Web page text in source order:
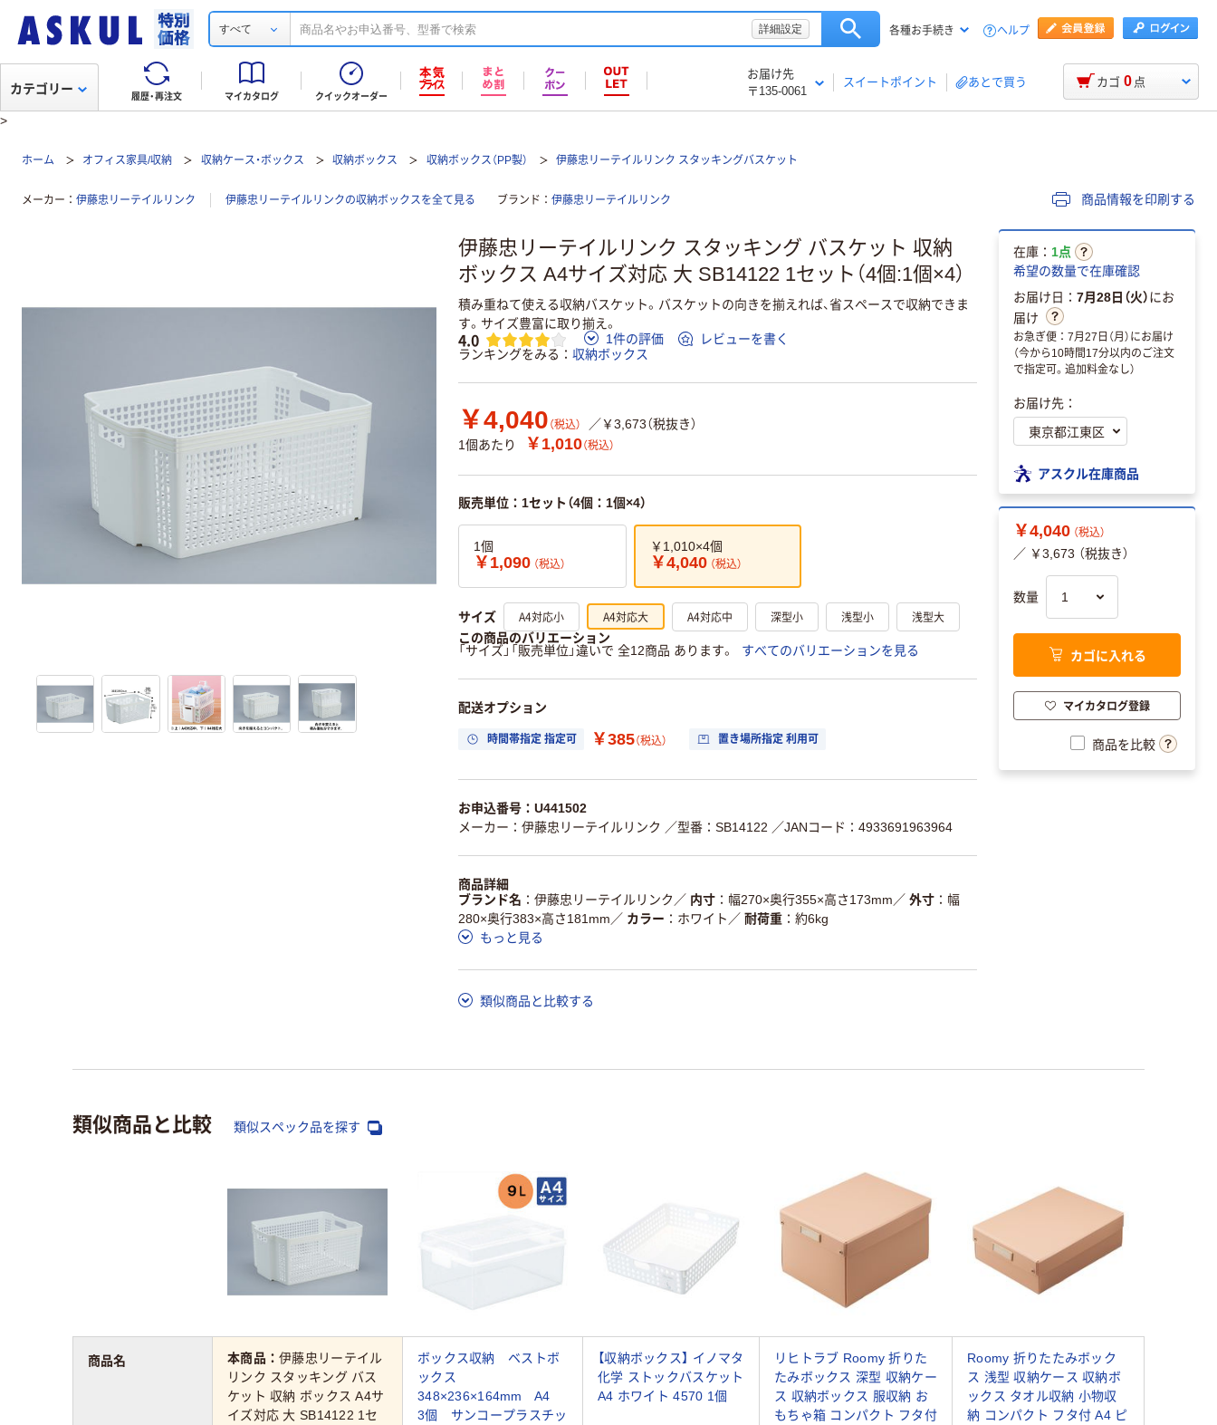
すべて 詳細設定 各種お手続き ヘルプ
履歴・再注文 マイカタログ クイックオーダー
お届け先
〒135-0061
スイートポイント あとで買う
カテゴリー カゴ 0 点
>
ホーム オフィス家具/収納 収納ケース・ボックス 収納ボックス 収納ボックス（PP製） 伊藤忠リーテイルリンク スタッキングバスケット
メーカー 伊藤忠リーテイルリンク 伊藤忠リーテイルリンクの収納ボックスを全て見る ブランド 伊藤忠リーテイルリンク 商品情報を印刷する
伊藤忠リーテイルリンク スタッキング バスケット 収納
ボックス A4サイズ対応 大 SB14122 1セット（4個:1個×4）
積み重ねて使える収納バスケット。バスケットの向きを揃えれば、省スペースで収納できま
す。サイズ豊富に取り揃え。
4.0 1件の評価
レビューを書く
ランキングをみる
収納ボックス
￥4,040 （税込）
／￥3,673（税抜き）
1個あたり
￥1,010（税込）
販売単位：1セット（4個：1個×4）
1個
￥1,090 （税込）
￥1,010×4個
￥4,040 （税込）
サイズ A4対応小 A4対応大 A4対応中 深型小 浅型小 浅型大
この商品のバリエーション
「サイズ」「販売単位」違いで 全12商品 あります。
すべてのバリエーションを見る
配送オプション
時間帯指定 指定可 ￥385（税込） 置き場所指定 利用可
お申込番号：U441502
メーカー：伊藤忠リーテイルリンク ／型番：SB14122 ／JANコード：4933691963964
商品詳細
ブランド名
伊藤忠リーテイルリンク ／ 内寸 幅270×奥行355×高さ173mm ／ 外寸
幅
280×奥行383×高さ181mm ／ カラー ホワイト ／ 耐荷重
約6kg
もっと見る
類似商品と比較する
在庫： 1点
希望の数量で在庫確認
お届け日： 7月28日（火）にお
届け
お急ぎ便：7月27日（月）にお届け
（今から10時間17分以内のご注文
で指定可。追加料金なし）
お届け先：
アスクル在庫商品
￥4,040 （税込）
／ ￥3,673 （税抜き）
数量
カゴに入れる
マイカタログ登録
商品を比較
類似商品と比較 類似スペック品を探す
商品名 本商品：伊藤忠リーテイル
リンク スタッキング バス
ケット 収納 ボックス A4サ
イズ対応 大 SB14122 1セ
ボックス収納 ベストボ
ックス
348×236×164mm A4
3個 サンコープラスチッ
【収納ボックス】 イノマタ
化学 ストックバスケット
A4 ホワイト 4570 1個
リヒトラブ Roomy 折りた
たみボックス 深型 収納ケー
ス 収納ボックス 服収納 お
もちゃ箱 コンパクト フタ付
Roomy 折りたたみボック
ス 浅型 収納ケース 収納ボ
ックス タオル収納 小物収
納 コンパクト フタ付 A4 ピ